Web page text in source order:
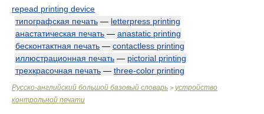
repead printing device
типографская печать — letterpress printing
анастатическая печать — anastatic printing
бесконтактная печать — contactless printing
иллюстрационная печать — pictorial printing
трехкрасочная печать — three-color printing
Русско-английский большой базовый словарь > устройство
контрольной печати